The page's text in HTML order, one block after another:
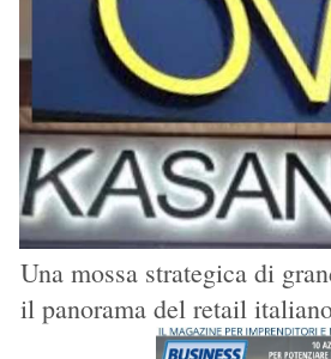
Una mossa strategica di
il panorama del retail